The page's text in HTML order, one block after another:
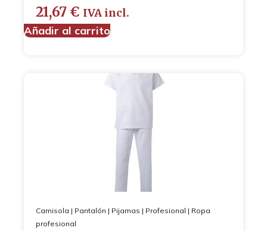
21,67 € IVA incl.
Añadir al carrito
Camisola | Pantalón | Pijamas | Profesional | Ropa
profesional